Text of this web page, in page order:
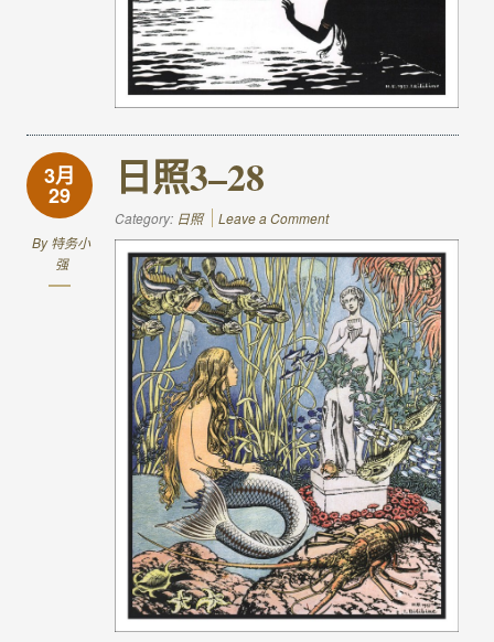
3月
29
By特务小
强
日照3–28
Category: 日照 Leave a Comment